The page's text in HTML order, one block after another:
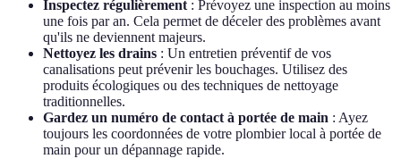
Inspectez régulièrement : Prévoyez une inspection au moins
une fois par an. Cela permet de déceler des problèmes avant
qu'ils ne deviennent majeurs.
Nettoyez les drains : Un entretien préventif de vos
canalisations peut prévenir les bouchages. Utilisez des
produits écologiques ou des techniques de nettoyage
traditionnelles.
Gardez un numéro de contact à portée de main : Ayez
toujours les coordonnées de votre plombier local à portée de
main pour un dépannage rapide.